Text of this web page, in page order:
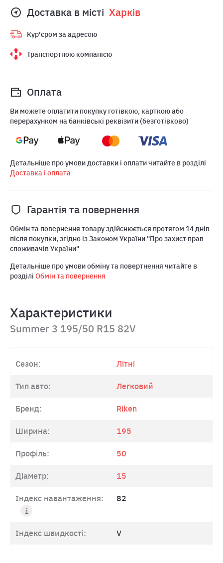
Доставка в місті Харкiв
Кур'єром за адресою
Транспортною компанією
Оплата
Ви можете оплатити покупку готівкою, карткою або
перерахунком на банківські реквізити (безготівково)
Детальніше про умови доставки і оплати читайте в розділі
Доставка і оплата
Гарантія та повернення
Обмін та повернення товару здійснюється протягом 14 днів
після покупки, згідно із Законом України "Про захист прав
споживачів України"
Детальніше про умови обміну та повертнення читайте в
розділі Обмін та повернення
Характеристики
Summer 3 195/50 R15 82V
Сезон: Літні
Тип авто: Легковий
Бренд: Riken
Ширина: 195
Профіль: 50
Діаметр: 15
Індекс навантаження: 82
Індекс швидкості: V